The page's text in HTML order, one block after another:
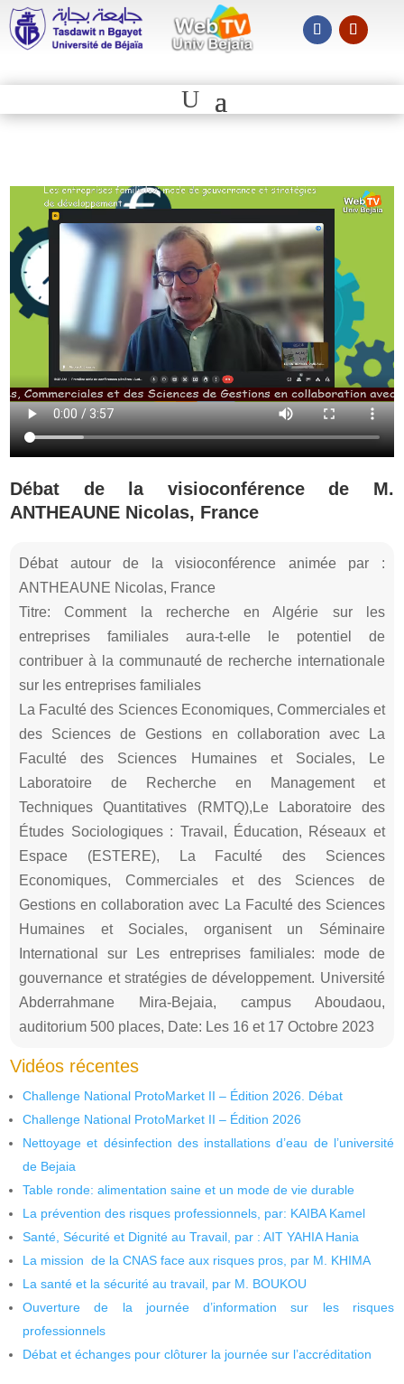
Débat de la visioconférence de M.
ANTHEAUNE Nicolas, France
Débat autour de la visioconférence animée par :
ANTHEAUNE Nicolas, France
Titre: Comment la recherche en Algérie sur les
entreprises familiales aura-t-elle le potentiel de
contribuer à la communauté de recherche internationale
sur les entreprises familiales
La Faculté des Sciences Economiques, Commerciales et
des Sciences de Gestions en collaboration avec La
Faculté des Sciences Humaines et Sociales, Le
Laboratoire de Recherche en Management et
Techniques Quantitatives (RMTQ),Le Laboratoire des
Études Sociologiques : Travail, Éducation, Réseaux et
Espace (ESTERE), La Faculté des Sciences
Economiques, Commerciales et des Sciences de
Gestions en collaboration avec La Faculté des Sciences
Humaines et Sociales, organisent un Séminaire
International sur Les entreprises familiales: mode de
gouvernance et stratégies de développement. Université
Abderrahmane Mira-Bejaia, campus Aboudaou,
auditorium 500 places, Date: Les 16 et 17 Octobre 2023
Vidéos récentes
Challenge National ProtoMarket II – Édition 2026. Débat
Challenge National ProtoMarket II – Édition 2026
Nettoyage et désinfection des installations d’eau de l’université
de Bejaia
Table ronde: alimentation saine et un mode de vie durable
La prévention des risques professionnels, par: KAIBA Kamel
Santé, Sécurité et Dignité au Travail, par : AIT YAHIA Hania
La mission de la CNAS face aux risques pros, par M. KHIMA
La santé et la sécurité au travail, par M. BOUKOU
Ouverture de la journée d’information sur les risques
professionnels
Débat et échanges pour clôturer la journée sur l’accréditation